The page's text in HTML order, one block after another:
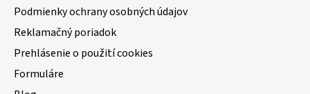
Podmienky ochrany osobných údajov
Reklamačný poriadok
Prehlásenie o použití cookies
Formuláre